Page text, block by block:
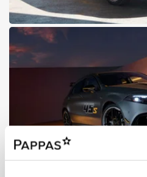
31.07.2026
30 Jahre
30 Jahre im Einsatz, 30 Jahre
Alles zum Vito